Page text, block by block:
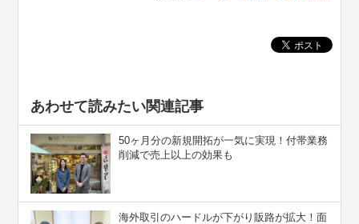
あわせて読みたい関連記事
50ヶ月分の新規開拓が一気に実現！付帯業務
削減で売上以上の効果も
海外取引のハードルが下がり販路が拡大！面